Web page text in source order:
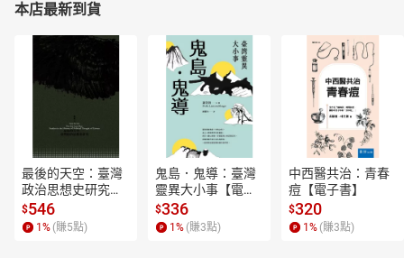
本店最新到貨
最後的天空：臺灣
政治思想史研究
【電子書】
$546
1 % (賺5點)
鬼島．鬼導：臺灣
靈異大小事【電子
書】
$336
1 % (賺3點)
中西醫共治：青春
痘【電子書】
$320
1 % (賺3點)